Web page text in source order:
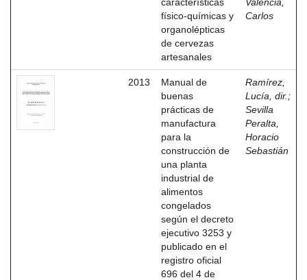
físico-químicas y
organolépticas
de cervezas
artesanales
Carlos
2013
Manual de
buenas
prácticas de
manufactura
para la
construcción de
una planta
industrial de
alimentos
congelados
según el decreto
ejecutivo 3253 y
publicado en el
registro oficial
696 del 4 de
Ramírez,
Lucía, dir. ;
Sevilla
Peralta,
Horacio
Sebastián